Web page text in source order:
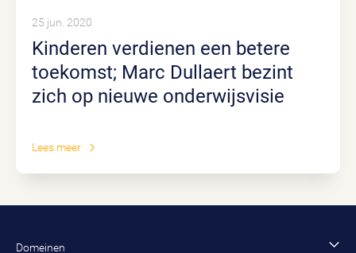
Kinderen verdienen een betere
toekomst; Marc Dullaert bezint
zich op nieuwe onderwijsvisie
25 jun. 2020
Lees meer
Domeinen